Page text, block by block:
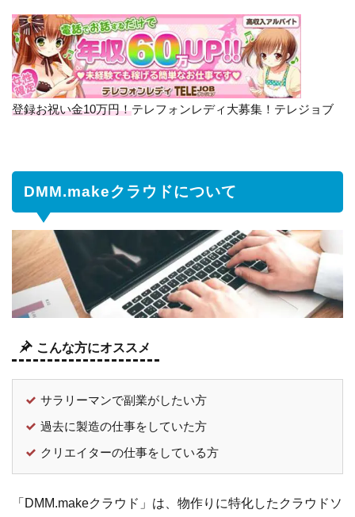
クラウドに
ついて
1.1 DMM.make
クラウドの
使い方
お
仕
事
ま
で
DMM.make
て
登録お祝い金10万円！テレフォンレディ大募集！テレジョブ
DMM.makeクラウドについて
こんな方にオススメ
サラリーマンで副業がしたい方
過去に製造の仕事をしていた方
クリエイターの仕事をしている方
「DMM.makeクラウド」は、物作りに特化したクラウドソ